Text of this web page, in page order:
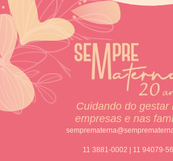
Cuidando do gestar
empresas e nas
11 3881-0002 | 11 94079-